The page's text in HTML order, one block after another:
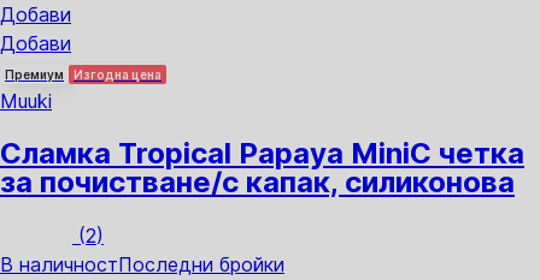
Добави
Добави
Премиум Изгодна цена
Muuki
Сламка Tropical Papaya MiniС четка
за почистване/с капак, силиконова
(2)
В наличностПоследни бройки